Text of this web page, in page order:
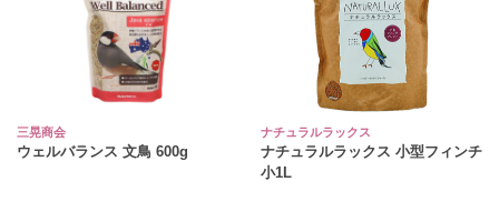
三晃商会
ウェルバランス 文鳥 600g
ナチュラルラックス
ナチュラルラックス 小型フィンチ
小1L